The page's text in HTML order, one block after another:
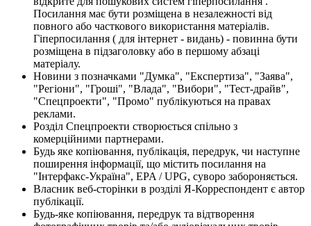
Посилання має бути розміщена в незалежності від
повного або часткового використання матеріалів.
Гіперпосилання ( для інтернет - видань) - повинна бути
розміщена в підзаголовку або в першому абзаці
матеріалу.
Новини з позначками "Думка", "Експертиза", "Заява",
"Регіони", "Гроші", "Влада", "Вибори", "Тест-драйв",
"Спецпроекти", "Промо" публікуються на правах
реклами.
Розділ Спецпроекти створюється спільно з
комерційними партнерами.
Будь яке копіювання, публікація, передрук, чи наступне
поширення інформації, що містить посилання на
"Інтерфакс-Україна", EPA / UPG, суворо забороняється.
Власник веб-сторінки в розділі Я-Корреспондент є автор
публікації.
Будь-яке копіювання, передрук та відтворення